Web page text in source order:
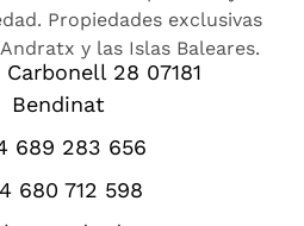
Propiedades exclusivas
y las Islas Baleares.
28 07181
Bendinat
689 283 656
680 712 598